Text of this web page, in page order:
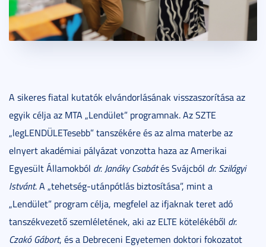
A sikeres fiatal kutatók elvándorlásának visszaszorítása az
egyik célja az MTA „Lendület” programnak. Az SZTE
„legLENDÜLETesebb” tanszékére és az alma materbe az
elnyert akadémiai pályázat vonzotta haza az Amerikai
Egyesült Államokból dr. Janáky Csabátés Svájcból dr. Szilágyi
Istvánt. A „tehetség-utánpótlás biztosítása”, mint a
„Lendület” program célja, megfelel az ifjaknak teret adó
tanszékvezető szemléletének, aki az ELTE kötelékéből dr.
Czakó Gábort, és a Debreceni Egyetemen doktori fokozatot